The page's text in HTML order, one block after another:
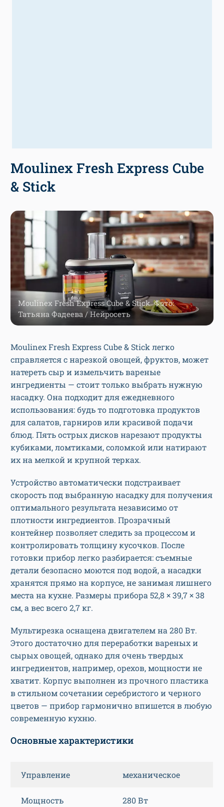
Moulinex Fresh Express Cube
& Stick
Moulinex Fresh Express Cube & Stick. Фото:
Татьяна Фадеева / Нейросеть
Moulinex Fresh Express Cube & Stick легко
справляется с нарезкой овощей, фруктов, может
натереть сыр и измельчить вареные
ингредиенты — стоит только выбрать нужную
насадку. Она подходит для ежедневного
использования: будь то подготовка продуктов
для салатов, гарниров или красивой подачи
блюд. Пять острых дисков нарезают продукты
кубиками, ломтиками, соломкой или натирают
их на мелкой и крупной терках.
Устройство автоматически подстраивает
скорость под выбранную насадку для получения
оптимального результата независимо от
плотности ингредиентов. Прозрачный
контейнер позволяет следить за процессом и
контролировать толщину кусочков. После
готовки прибор легко разбирается: съемные
детали безопасно моются под водой, а насадки
хранятся прямо на корпусе, не занимая лишнего
места на кухне. Размеры прибора 52,8 × 39,7 × 38
см, а вес всего 2,7 кг.
Мультирезка оснащена двигателем на 280 Вт.
Этого достаточно для переработки вареных и
сырых овощей, однако для очень твердых
ингредиентов, например, орехов, мощности не
хватит. Корпус выполнен из прочного пластика
в стильном сочетании серебристого и черного
цветов — прибор гармонично впишется в любую
современную кухню.
Основные характеристики
Управление механическое
Мощность 280 Вт